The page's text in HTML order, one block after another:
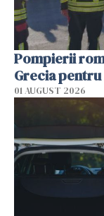
Pompierii
Grecia
01 AUGUST 2026